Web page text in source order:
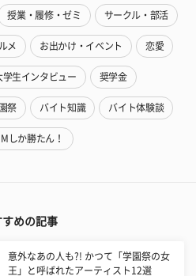
授業・履修・ゼミ サークル・部活
メ お出かけ・イベント 恋愛
学生インタビュー 奨学金
祭 バイト知識 バイト体験談
しか勝たん！
すめの記事
意外なあの人も?! かつて「学園祭の女
王」と呼ばれたアーティスト12選